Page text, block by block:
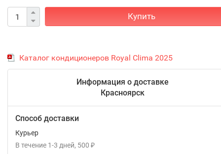
Купить
Каталог кондиционеров Royal Clima 2025
Информация о доставке
Красноярск
Способ доставки
Курьер
В течение 1-3 дней 500 ₽